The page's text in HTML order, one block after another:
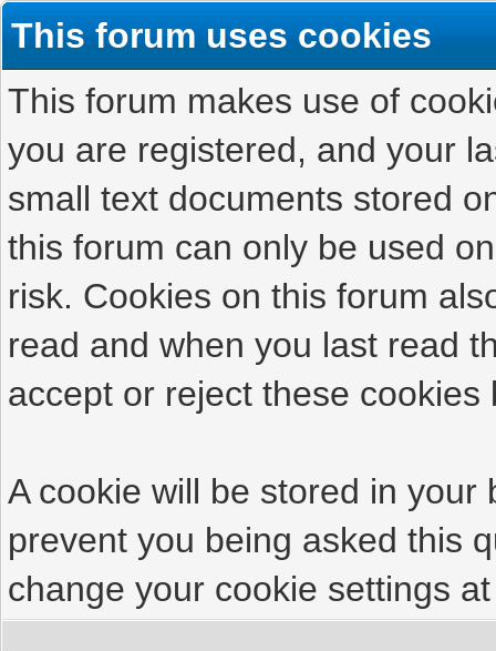
This forum uses cookies
This forum makes use of
you are registered, and your
small text documents stored
this forum can only be used
risk. Cookies on this forum
read and when you last read
accept or reject these cookies
A cookie will be stored in
prevent you being asked this
change your cookie settings